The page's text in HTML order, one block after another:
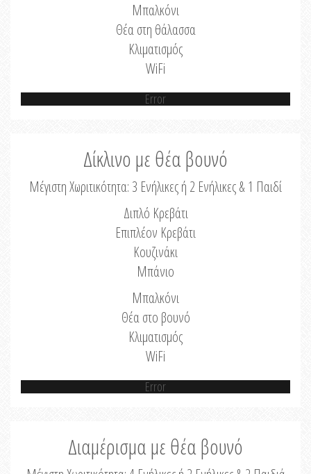
Μπαλκόνι
Θέα στη θάλασσα
Κλιματισμός
WiFi
Error
Δίκλινο με θέα βουνό
Μέγιστη Χωριτικότητα: 3 Ενήλικες ή 2 Ενήλικες & 1 Παιδί
Διπλό Κρεβάτι
Επιπλέον Κρεβάτι
Κουζινάκι
Μπάνιο
Μπαλκόνι
Θέα στο βουνό
Κλιματισμός
WiFi
Error
Διαμέρισμα με θέα βουνό